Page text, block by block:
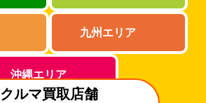
九州エリア
沖縄エリア
クルマ買取店舗